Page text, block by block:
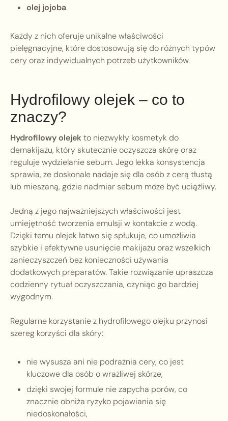
olej jojoba.
Każdy z nich oferuje unikalne właściwości
pielęgnacyjne, które dostosowują się do różnych typów
cery oraz indywidualnych potrzeb użytkowników.
Hydrofilowy olejek – co to
znaczy?
Hydrofilowy olejekto niezwykły kosmetyk do
demakijażu, który skutecznie oczyszcza skórę oraz
reguluje wydzielanie sebum. Jego lekka konsystencja
sprawia, że doskonale nadaje się dla osób z cerą tłustą
lub mieszaną, gdzie nadmiar sebum może być uciążliwy.
Jedną z jego najważniejszych właściwości jest
umiejętność tworzenia emulsji w kontakcie z wodą.
Dzięki temu olejek łatwo się spłukuje, co umożliwia
szybkie i efektywne usunięcie makijażu oraz wszelkich
zanieczyszczeń bez konieczności używania
dodatkowych preparatów. Takie rozwiązanie upraszcza
codzienny rytuał oczyszczania, czyniąc go bardziej
wygodnym.
Regularne korzystanie z hydrofilowego olejku przynosi
szereg korzyści dla skóry:
nie wysusza ani nie podrażnia cery, co jest
kluczowe dla osób o wrażliwej skórze,
dzięki swojej formule nie zapycha porów, co
znacznie obniża ryzyko pojawiania się
niedoskonałości,